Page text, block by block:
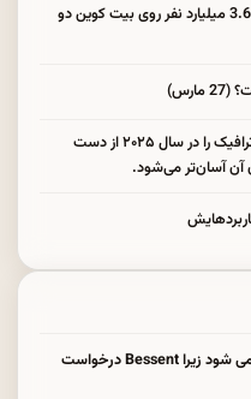
Metaplanet با افزایش اوراق قرضه با 3.6 میلیارد نفر روی بیت کوین دو
رسانه‌های بومی رمزنگاری ۳۳ درصد از ترافیک را در سال ۲۰۲۵ از دست
آن آسان‌تر می‌شود.
قانون درک با آزمون سنا روبرو می شود زیرا Bessent درخواست